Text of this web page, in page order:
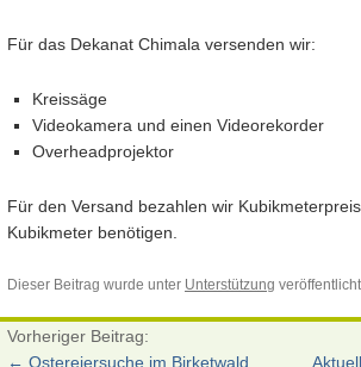
Für das Dekanat Chimala versenden wir:
Kreissäge
Videokamera und einen Videorekorder
Overheadprojektor
Für den Versand bezahlen wir
Kubikmeter benötigen.
Dieser Beitrag wurde unter Unterstützung
Vorheriger Beitrag:
← Ostereiersuche im Birketwald